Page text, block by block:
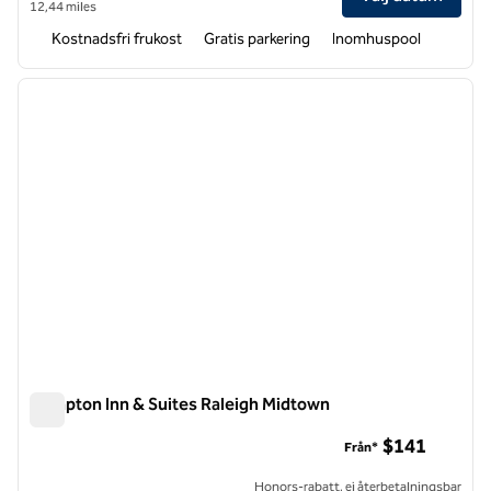
12,44 miles
Kostnadsfri frukost Gratis parkering Inomhuspool
1 av 12
nästa
Hampton Inn & Suites Raleigh Midtown
Från* $141
Honors-rabatt, ej återbetalningsbar